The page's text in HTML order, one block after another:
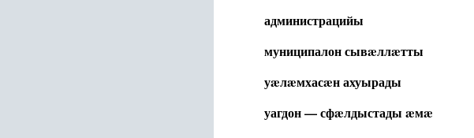
администрацийы
муниципалон сывæллæтты
уæлæмхасæн ахуырады
уагдон— сфæлдыстады æмæ